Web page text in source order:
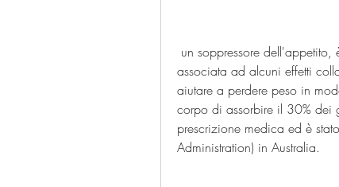
associata ad alcuni effetti
aiutare a perdere peso in
corpo di assorbire il 30% dei
prescrizione medica ed è
Administration) in Australia.